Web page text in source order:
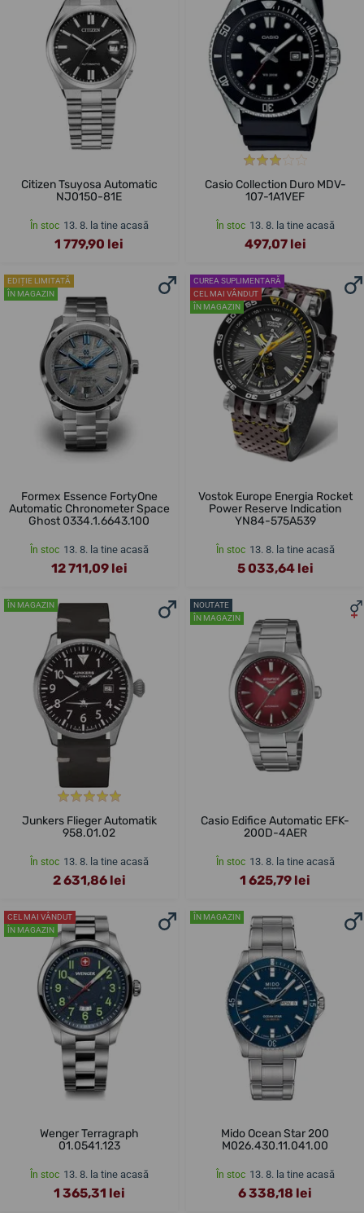
Citizen Tsuyosa Automatic
NJ0150-81E
În stoc 13. 8. la tine acasă
1 779,90 lei
Casio Collection Duro MDV-
107-1A1VEF
În stoc 13. 8. la tine acasă
497,07 lei
EDIȚIE LIMITATĂ
ÎN MAGAZIN
Formex Essence FortyOne
Automatic Chronometer Space
Ghost 0334.1.6643.100
În stoc 13. 8. la tine acasă
12 711,09 lei
CUREA SUPLIMENTARĂ
CEL MAI VÂNDUT
ÎN MAGAZIN
Vostok Europe Energia Rocket
Power Reserve Indication
YN84-575A539
În stoc 13. 8. la tine acasă
5 033,64 lei
ÎN MAGAZIN
Junkers Flieger Automatik
958.01.02
În stoc 13. 8. la tine acasă
2 631,86 lei
NOUTATE
ÎN MAGAZIN
Casio Edifice Automatic EFK-
200D-4AER
În stoc 13. 8. la tine acasă
1 625,79 lei
CEL MAI VÂNDUT
ÎN MAGAZIN
Wenger Terragraph
01.0541.123
În stoc 13. 8. la tine acasă
1 365,31 lei
ÎN MAGAZIN
Mido Ocean Star 200
M026.430.11.041.00
În stoc 13. 8. la tine acasă
6 338,18 lei